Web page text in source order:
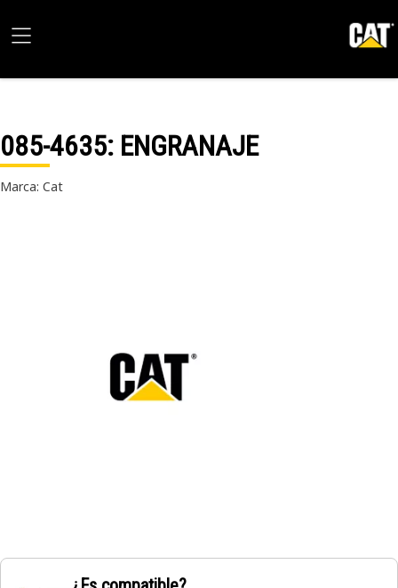
085-4635: ENGRANAJE
Marca: Cat